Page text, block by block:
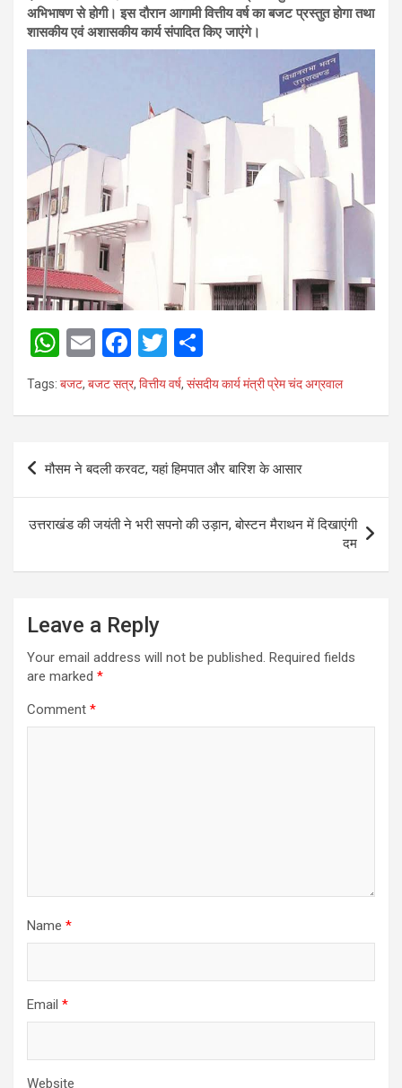
अभिभाषण से होगी।इस दौरान आगामी वित्तीय वर्ष का बजट प्रस्तुत होगा तथा
शासकीय एवं अशासकीय कार्य संपादित किए जाएंगे।
W
h
at
A
p
E
m
ail
F
a
ce
o
o
k
T
wi
tt
h
ar
Tags: बजट, बजट सत्र, वित्तीय वर्ष, संसदीय कार्य मंत्री प्रेम चंद अग्रवाल
Post
मौसम ने बदली करवट, यहां हिमपात और बारिश के आसार
उत्तराखंड की जयंती ने भरी सपनो की उड़ान, बोस्टन मैराथन में दिखाएंगी
दम
Leave a Reply
Your email address will not be published. Required fields
are marked *
Comment *
Name *
Email *
Website